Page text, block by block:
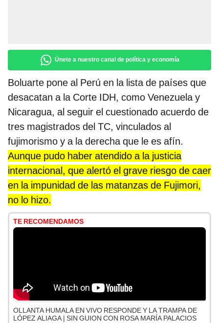
Únete a nuestro canal de política y economía
Boluarte pone al Perú en la lista de países que
desacatan a la Corte IDH, como Venezuela y
Nicaragua, al seguir el cuestionado acuerdo de
tres magistrados del TC, vinculados al
fujimorismo y a la derecha que le es afín.
Aunque pudo haber atendido a la justicia
internacional, que alertó el grave riesgo de caer
en la impunidad de las matanzas de Fujimori,
no lo hizo.
TE RECOMENDAMOS
OLLANTA HUMALA EN VIVO RESPONDE Y LA TRAMPA DE
LÓPEZ ALIAGA | SIN GUION CON ROSA MARÍA PALACIOS